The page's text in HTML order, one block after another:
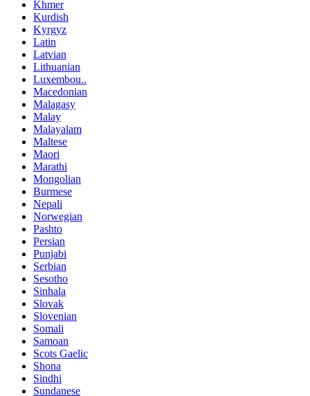
Khmer
Kurdish
Kyrgyz
Latin
Latvian
Lithuanian
Luxembou..
Macedonian
Malagasy
Malay
Malayalam
Maltese
Maori
Marathi
Mongolian
Burmese
Nepali
Norwegian
Pashto
Persian
Punjabi
Serbian
Sesotho
Sinhala
Slovak
Slovenian
Somali
Samoan
Scots Gaelic
Shona
Sindhi
Sundanese